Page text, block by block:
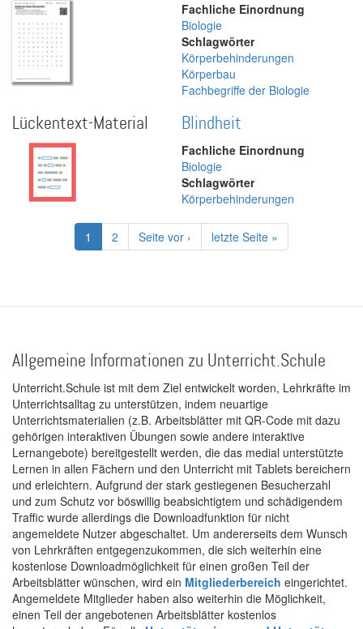
Fachliche Einordnung
Biologie
Schlagwörter
Körperbehinderungen
Körperbau
Fachbegriffe der Biologie
Lückentext-Material Blindheit
Fachliche Einordnung
Biologie
Schlagwörter
Körperbehinderungen
Seitennummerierung
Aktuelle
Seite
1 Page
2
Nächste
Seite
Seite vor ›
Letzte
Seite
letzte Seite »
Allgemeine Informationen zu Unterricht.Schule
Unterricht.Schule ist mit dem Ziel entwickelt worden, Lehrkräfte im
Unterrichtsalltag zu unterstützen, indem neuartige
Unterrichtsmaterialien (z.B. Arbeitsblätter mit QR-Code mit dazu
gehörigen interaktiven Übungen sowie andere interaktive
Lernangebote) bereitgestellt werden, die das medial unterstützte
Lernen in allen Fächern und den Unterricht mit Tablets bereichern
und erleichtern. Aufgrund der stark gestiegenen Besucherzahl
und zum Schutz vor böswillig beabsichtigtem und schädigendem
Traffic wurde allerdings die Downloadfunktion für nicht
angemeldete Nutzer abgeschaltet. Um andererseits dem Wunsch
von Lehrkräften entgegenzukommen, die sich weiterhin eine
kostenlose Downloadmöglichkeit für einen großen Teil der
Arbeitsblätter wünschen, wird ein Mitgliederbereich eingerichtet.
Angemeldete Mitglieder haben also weiterhin die Möglichkeit,
einen Teil der angebotenen Arbeitsblätter kostenlos